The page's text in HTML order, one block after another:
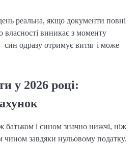
реальна, якщо документи повні
власності виникає з моменту
син одразу отримує витяг і може
у 2026 році:
батьком і сином значно нижчі, ніж
завдяки нульовому податку.